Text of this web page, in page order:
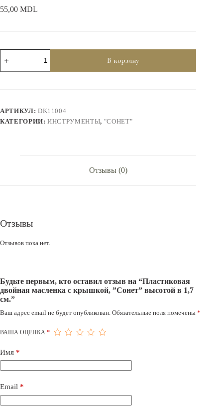
55,00 MDL
Количество
товара
Пластиковая
”Сонет”
высотой
В корзину
АРТИКУЛ: DK11004
КАТЕГОРИИ:ИНСТРУМЕНТЫ, "СОНЕТ"
Отзывы (0)
Отзывы
Отзывов пока нет.
Будьте первым, кто оставил отзыв на “Пластиковая
двойная масленка с крышкой, ”Сонет” высотой в 1,7
см.”
Ваш адрес email не будет опубликован. Обязательные поля помечены *
ВАША ОЦЕНКА *
Имя *
Email *